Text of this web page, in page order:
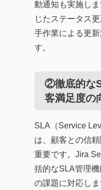
動通知も実施し
じたステータス
手作業による更
す。
②徹底的な
客満足度の
SLA（Service
は、顧客との信
重要です。Jira
括的なSLA管理
の課題に対応しま